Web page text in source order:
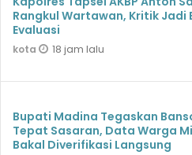
Rangkul Wartawan, Kritik Jadi
Evaluasi
kota 18 jam lalu
Bupati Madina Tegaskan
Tepat Sasaran, Data Warga
Bakal Diverifikasi Langsung